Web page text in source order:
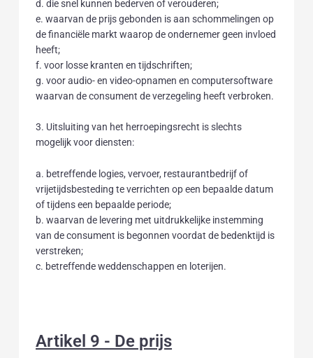
d. die snel kunnen bederven of verouderen;
e. waarvan de prijs gebonden is aan schommelingen op
de financiële markt waarop de ondernemer geen invloed
heeft;
f. voor losse kranten en tijdschriften;
g. voor audio- en video-opnamen en computersoftware
waarvan de consument de verzegeling heeft verbroken.
3. Uitsluiting van het herroepingsrecht is slechts
mogelijk voor diensten:
a. betreffende logies, vervoer, restaurantbedrijf of
vrijetijdsbesteding te verrichten op een bepaalde datum
of tijdens een bepaalde periode;
b. waarvan de levering met uitdrukkelijke instemming
van de consument is begonnen voordat de bedenktijd is
verstreken;
c. betreffende weddenschappen en loterijen.
Artikel 9 - De prijs